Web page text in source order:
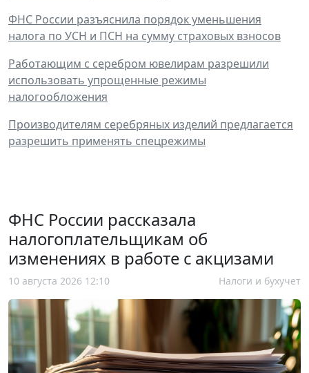
ФНС России разъяснила порядок уменьшения
налога по УСН и ПСН на сумму страховых взносов
Работающим с серебром ювелирам разрешили
использовать упрощенные режимы
налогообложения
Производителям серебряных изделий предлагается
разрешить применять спецрежимы
ФНС России рассказала
налогоплательщикам об
изменениях в работе с акцизами
10 августа 2026 12:10 Налоги и бухучет